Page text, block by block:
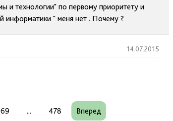
и технологии" по первому приоритету и
информатики " меня нет . Почему ?
14.07.2015
... 478 Вперед